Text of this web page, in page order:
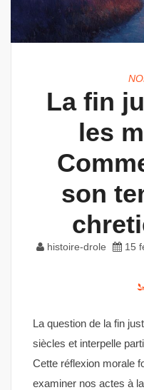
La fin
les
son
histoire-drole 15
La question de la fin
siècles et interpelle
Cette réflexion morale
examiner nos actes à